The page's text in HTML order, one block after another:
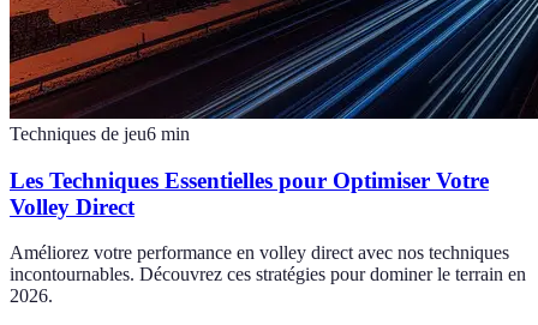
Techniques de jeu6 min
Les Techniques Essentielles pour Optimiser Votre
Volley Direct
Améliorez votre performance en volley direct avec nos techniques
incontournables. Découvrez ces stratégies pour dominer le terrain en
2026.